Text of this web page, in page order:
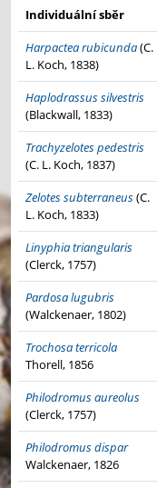
Individuální sběr
Harpactea rubicunda(C.
L. Koch, 1838)
Haplodrassus silvestris
(Blackwall, 1833)
Trachyzelotes pedestris
(C. L. Koch, 1837)
Zelotes subterraneus(C.
L. Koch, 1833)
Linyphia triangularis
(Clerck, 1757)
Pardosa lugubris
(Walckenaer, 1802)
Trochosa terricola
Thorell, 1856
Philodromus aureolus
(Clerck, 1757)
Philodromus dispar
Walckenaer, 1826